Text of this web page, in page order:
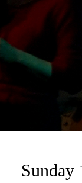
Sunday